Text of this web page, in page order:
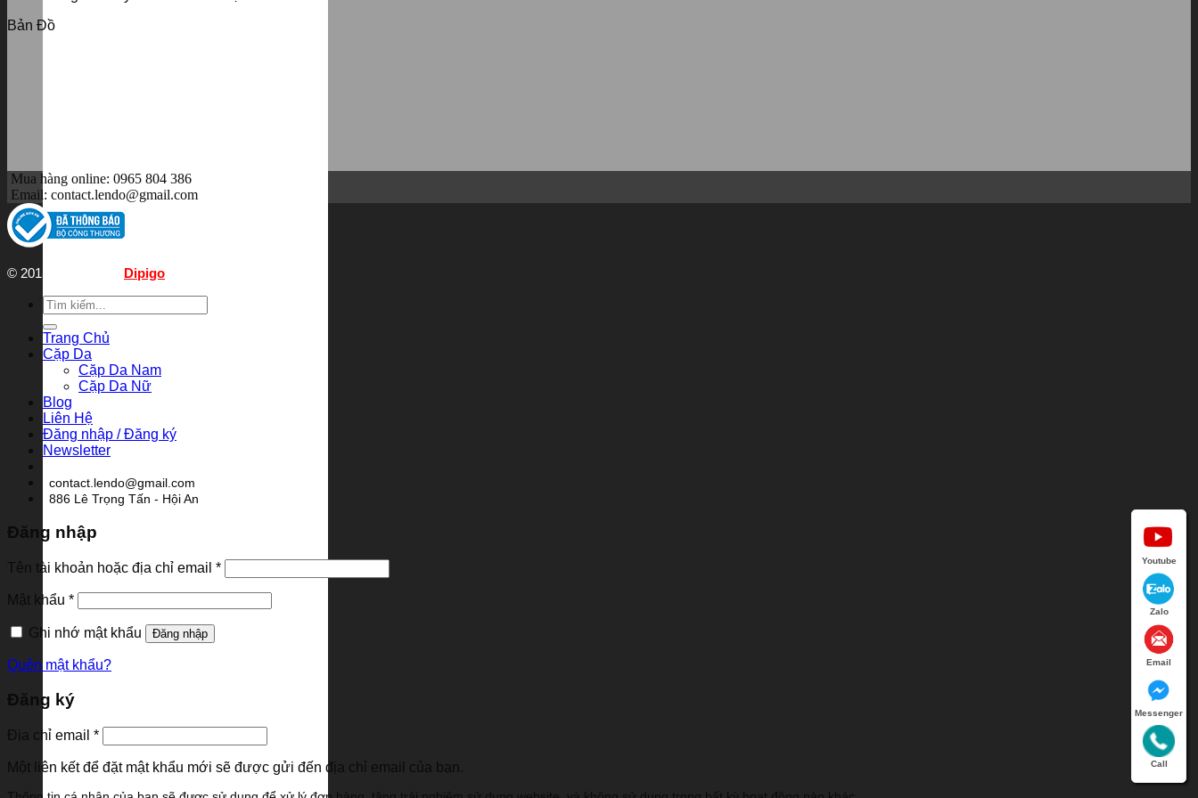
Bản Đồ
Mua hàng online: 0965 804 386
Email: contact.lendo@gmail.com
© 2015, thiết kế bởi Dipigo
Tìm
kiếm:
Trang Chủ
Cặp Da
Cặp Da Nam
Cặp Da Nữ
Blog
Liên Hệ
Đăng nhập / Đăng ký
Newsletter
contact.lendo@gmail.com
886 Lê Trọng Tấn - Hội An
Youtube
Zalo
Email
Messenger
Call
Đăng nhập
Tên tài khoản hoặc địa chỉ email *Bắt
buộc
Mật khẩu *Bắt
Ghi nhớ mật khẩu
Đăng nhập
Quên mật khẩu?
Đăng ký
Địa chỉ email *Bắt
buộc
Một liên kết để đặt mật khẩu mới sẽ được gửi đến địa chỉ email của bạn.